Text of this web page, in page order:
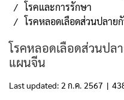
โรคและการรักษา
โรคหลอดเลือดส่วนปลา
โรคหลอดเลือดส่วนปล
แผนจีน
Last updated: 2 ก.ค. 2567 |